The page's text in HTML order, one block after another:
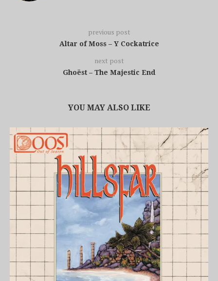
previous post
Altar of Moss – Y Cockatrice
next post
Ghoëst – The Majestic End
YOU MAY ALSO LIKE